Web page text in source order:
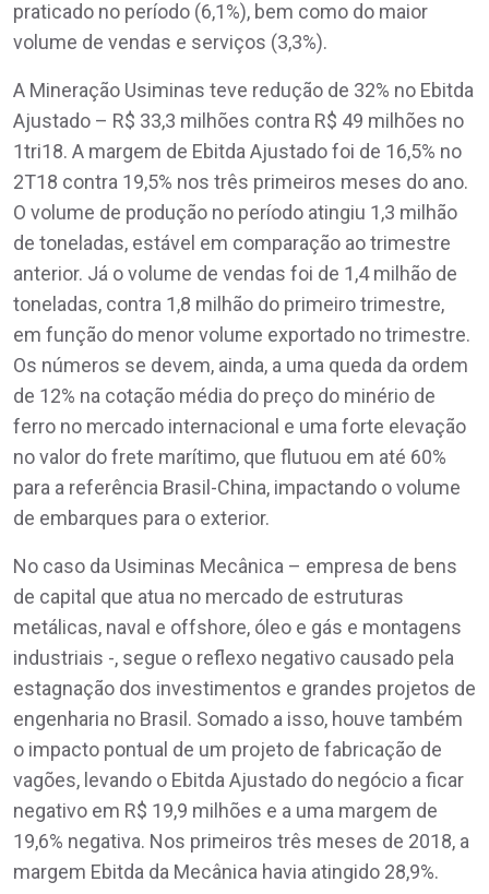
praticado no período (6,1%), bem como do maior
volume de vendas e serviços (3,3%).
A Mineração Usiminas teve redução de 32% no Ebitda
Ajustado – R$ 33,3 milhões contra R$ 49 milhões no
1tri18. A margem de Ebitda Ajustado foi de 16,5% no
2T18 contra 19,5% nos três primeiros meses do ano.
O volume de produção no período atingiu 1,3 milhão
de toneladas, estável em comparação ao trimestre
anterior. Já o volume de vendas foi de 1,4 milhão de
toneladas, contra 1,8 milhão do primeiro trimestre,
em função do menor volume exportado no trimestre.
Os números se devem, ainda, a uma queda da ordem
de 12% na cotação média do preço do minério de
ferro no mercado internacional e uma forte elevação
no valor do frete marítimo, que flutuou em até 60%
para a referência Brasil-China, impactando o volume
de embarques para o exterior.
No caso da Usiminas Mecânica – empresa de bens
de capital que atua no mercado de estruturas
metálicas, naval e offshore, óleo e gás e montagens
industriais -, segue o reflexo negativo causado pela
estagnação dos investimentos e grandes projetos de
engenharia no Brasil. Somado a isso, houve também
o impacto pontual de um projeto de fabricação de
vagões, levando o Ebitda Ajustado do negócio a ficar
negativo em R$ 19,9 milhões e a uma margem de
19,6% negativa. Nos primeiros três meses de 2018, a
margem Ebitda da Mecânica havia atingido 28,9%.